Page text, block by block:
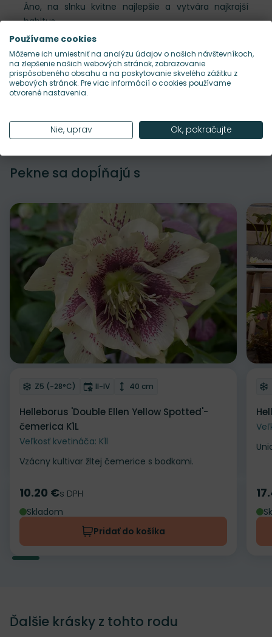
Áno, na slnku kvitne najlepšie a vytvára najkrajší
habitus.
Kalendár výsadby a kvitnutia
Údržba rastliny
Pekne sa dopĺňajú s
Odober do zoznamu želaní
Mrazuvzdornosť
Z5 (-28°C) Doba kvitnutia
II-IV Výška rastliny
40 cm
Helleborus 'Double Ellen Yellow Spotted'-
čemerica K1L
Veľkosť kvetináča: K1l
Vzácny kultivar žltej čemerice s bodkami.
Cena
10.20 €s DPH
Skladom
Pridať do košíka
Ďalšie krásky z tohto rodu
Používame cookies
Môžeme ich umiestniť na analýzu údajov o našich návštevníkoch,
na zlepšenie našich webových stránok, zobrazovanie
prispôsobeného obsahu a na poskytovanie skvelého zážitku z
webových stránok. Pre viac informácií o cookies používame
otvorené nastavenia.
Nie, uprav Ok, pokračujte